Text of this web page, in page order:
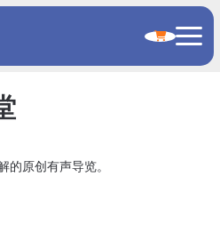
的原创有声导览。